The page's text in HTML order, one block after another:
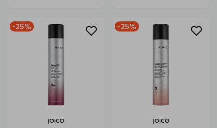
-25%
JOICO
-25%
JOICO